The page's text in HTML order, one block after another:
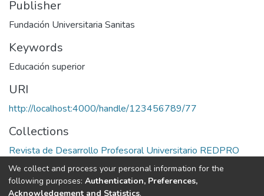
Publisher
Fundación Universitaria Sanitas
Keywords
Educación superior
URI
http://localhost:4000/handle/123456789/77
Collections
Revista de Desarrollo Profesoral Universitario REDPRO
Full item page
We collect and process your personal information for the
following purposes: Authentication, Preferences,
Acknowledgement and Statistics.